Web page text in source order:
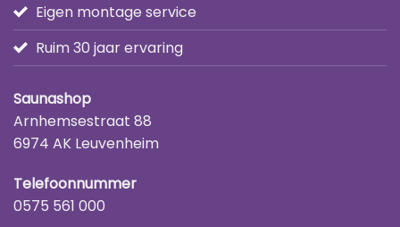
Eigen montage service
Ruim 30 jaar ervaring
Saunashop
Arnhemsestraat 88
6974 AK Leuvenheim
Telefoonnummer
0575 561 000